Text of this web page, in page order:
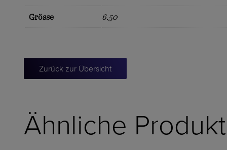
Grösse 6.50
Zurück zur Übersicht
Ähnliche